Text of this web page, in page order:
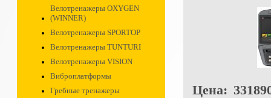
Велотренажеры OXYGEN
(WINNER)
Велотренажеры SPORTOP
Велотренажеры TUNTURI
Велотренажеры VISION
Виброплатформы
Гребные тренажеры
Цена: